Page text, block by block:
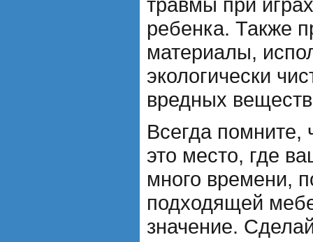
ребенка. Также
материалы,
экологически
вредных
Всегда помните,
это место, где
много времени,
подходящей
значение.